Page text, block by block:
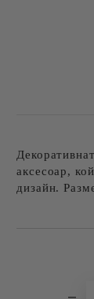
аксесоар,
дизайн.